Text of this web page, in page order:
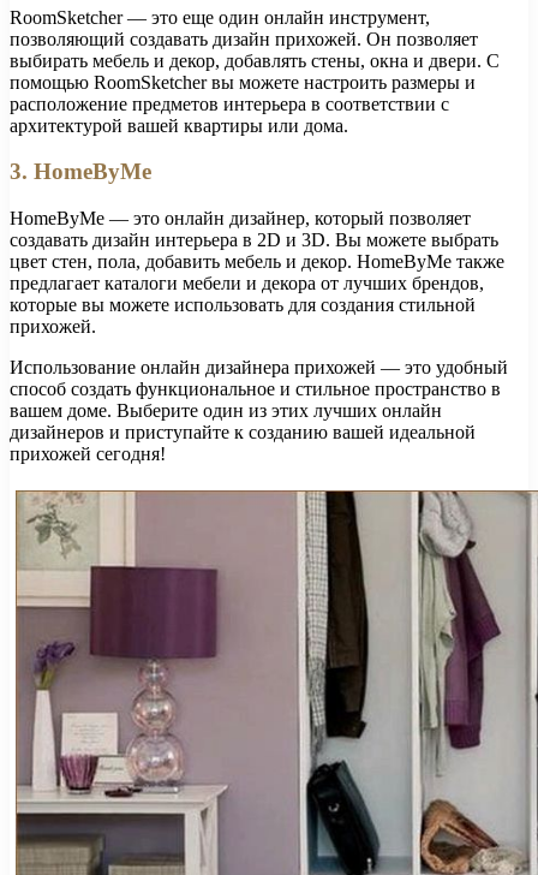
RoomSketcher — это еще один онлайн инструмент,
позволяющий создавать дизайн прихожей. Он позволяет
выбирать мебель и декор, добавлять стены, окна и двери. С
помощью RoomSketcher вы можете настроить размеры и
расположение предметов интерьера в соответствии с
архитектурой вашей квартиры или дома.
3. HomeByMe
HomeByMe — это онлайн дизайнер, который позволяет
создавать дизайн интерьера в 2D и 3D. Вы можете выбрать
цвет стен, пола, добавить мебель и декор. HomeByMe также
предлагает каталоги мебели и декора от лучших брендов,
которые вы можете использовать для создания стильной
прихожей.
Использование онлайн дизайнера прихожей — это удобный
способ создать функциональное и стильное пространство в
вашем доме. Выберите один из этих лучших онлайн
дизайнеров и приступайте к созданию вашей идеальной
прихожей сегодня!